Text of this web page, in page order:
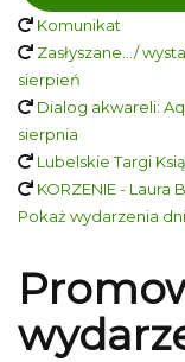
Komunikat
Zasłyszane…/
sierpień
Dialog akwareli:
sierpnia
Lubelskie Targi
KORZENIE - Laura
Pokaż wydarzenia